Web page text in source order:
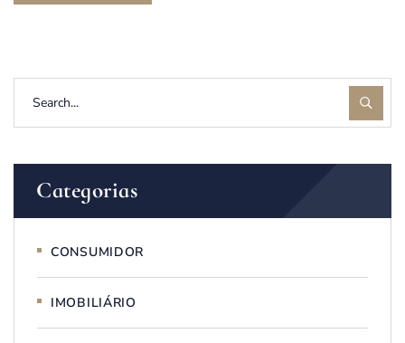
Categorias
CONSUMIDOR
IMOBILIÁRIO